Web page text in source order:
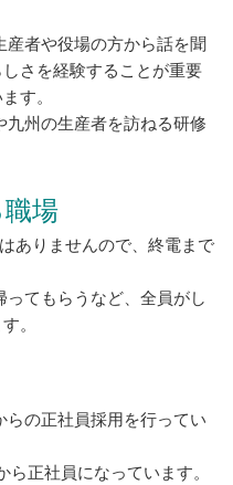
産者や役場の方から話を聞
さを経験することが重要
す。
九州の生産者を訪ねる研修
場
ありませんので、終電まで
ってもらうなど、全員がし
。
らの正社員採用を行ってい
正社員になっています。